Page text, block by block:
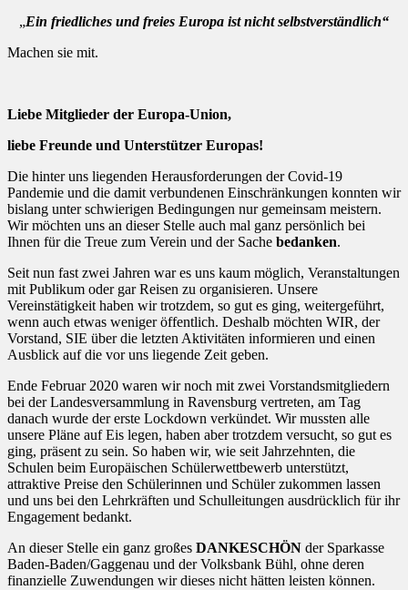
„Ein friedliches und freies Europa ist nicht selbstverständlich“
Machen sie mit.
Liebe Mitglieder der Europa-Union,
liebe Freunde und Unterstützer Europas!
Die hinter uns liegenden Herausforderungen der Covid-19
Pandemie und die damit verbundenen Einschränkungen konnten wir
bislang unter schwierigen Bedingungen nur gemeinsam meistern.
Wir möchten uns an dieser Stelle auch mal ganz persönlich bei
Ihnen für die Treue zum Verein und der Sache bedanken.
Seit nun fast zwei Jahren war es uns kaum möglich, Veranstaltungen
mit Publikum oder gar Reisen zu organisieren. Unsere
Vereinstätigkeit haben wir trotzdem, so gut es ging, weitergeführt,
wenn auch etwas weniger öffentlich. Deshalb möchten WIR, der
Vorstand, SIE über die letzten Aktivitäten informieren und einen
Ausblick auf die vor uns liegende Zeit geben.
Ende Februar 2020 waren wir noch mit zwei Vorstandsmitgliedern
bei der Landesversammlung in Ravensburg vertreten, am Tag
danach wurde der erste Lockdown verkündet. Wir mussten alle
unsere Pläne auf Eis legen, haben aber trotzdem versucht, so gut es
ging, präsent zu sein. So haben wir, wie seit Jahrzehnten, die
Schulen beim Europäischen Schülerwettbewerb unterstützt,
attraktive Preise den Schülerinnen und Schüler zukommen lassen
und uns bei den Lehrkräften und Schulleitungen ausdrücklich für ihr
Engagement bedankt.
An dieser Stelle ein ganz großes DANKESCHÖN der Sparkasse
Baden-Baden/Gaggenau und der Volksbank Bühl, ohne deren
finanzielle Zuwendungen wir dieses nicht hätten leisten können.